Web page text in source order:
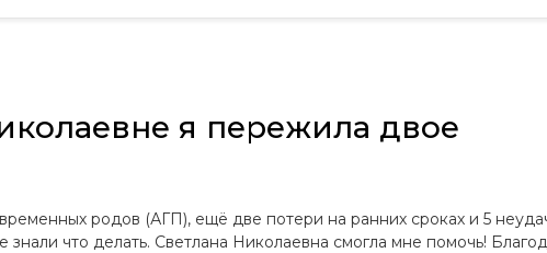
я пережила двое
родов (АГП), ещё две потери на ранних сроках и 5
что делать. Светлана Николаевна смогла мне помочь!